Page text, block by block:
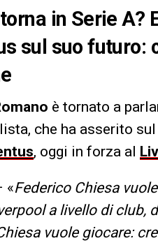
in Serie A?
sul suo futuro:
è tornato a
che ha asserito
, oggi in forza al
«Federico Chiesa
a livello di club,
vuole giocare: